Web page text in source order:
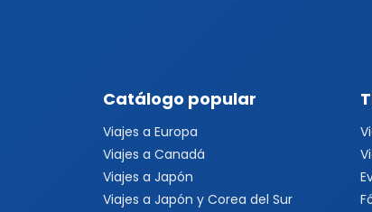
Catálogo popular
Viajes a Europa
Viajes a Canadá
Viajes a Japón
Viajes a Japón y Corea del Sur